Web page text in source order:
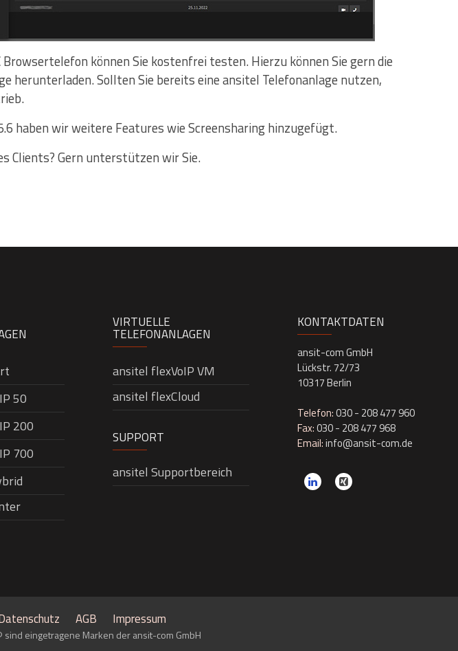
Browsertelefon können Sie kostenfrei testen. Hierzu können Sie gern die
herunterladen. Sollten Sie bereits eine ansitel Telefonanlage nutzen,
haben wir weitere Features wie Screensharing hinzugefügt.
Clients? Gern unterstützen wir Sie.
50
200
700
VIRTUELLE
TELEFONANLAGEN
ansitel flexVoIP VM
ansitel flexCloud
SUPPORT
ansitel Supportbereich
KONTAKTDATEN
ansit-com GmbH
Lückstr. 72/73
10317 Berlin
Telefon:030 - 208 477 960
Fax:030 - 208 477 968
Email:info@ansit-com.de
AGB Impressum
eingetragene Marken der ansit-com GmbH